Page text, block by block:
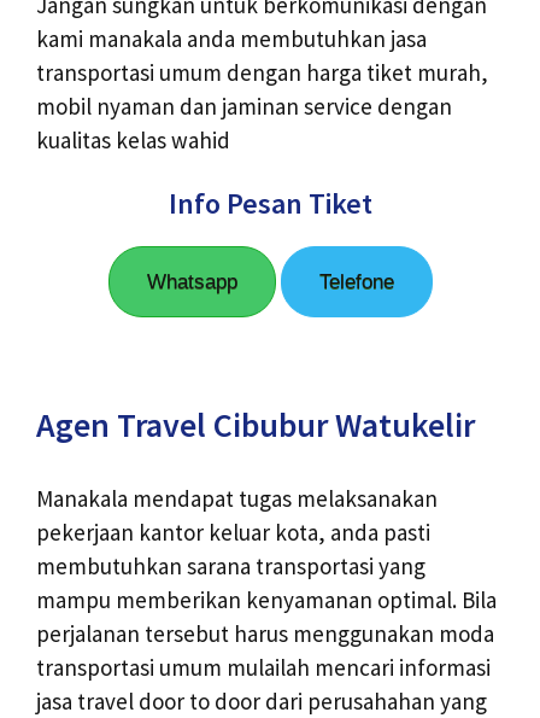
kami manakala anda membutuhkan jasa
transportasi umum dengan harga tiket murah,
mobil nyaman dan jaminan service dengan
kualitas kelas wahid
Info Pesan Tiket
Whatsapp Telefone
Agen Travel Cibubur Watukelir
Manakala mendapat tugas melaksanakan
pekerjaan kantor keluar kota, anda pasti
membutuhkan sarana transportasi yang
mampu memberikan kenyamanan optimal. Bila
perjalanan tersebut harus menggunakan moda
transportasi umum mulailah mencari informasi
jasa travel door to door dari perusahahan yang